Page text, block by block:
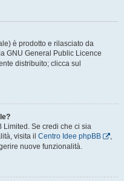
è prodotto e rilasciato da
GNU General Public Licence
distribuito; clicca sul
Limited. Se credi che ci sia
visita il Centro Idee phpBB
,
nuove funzionalità.